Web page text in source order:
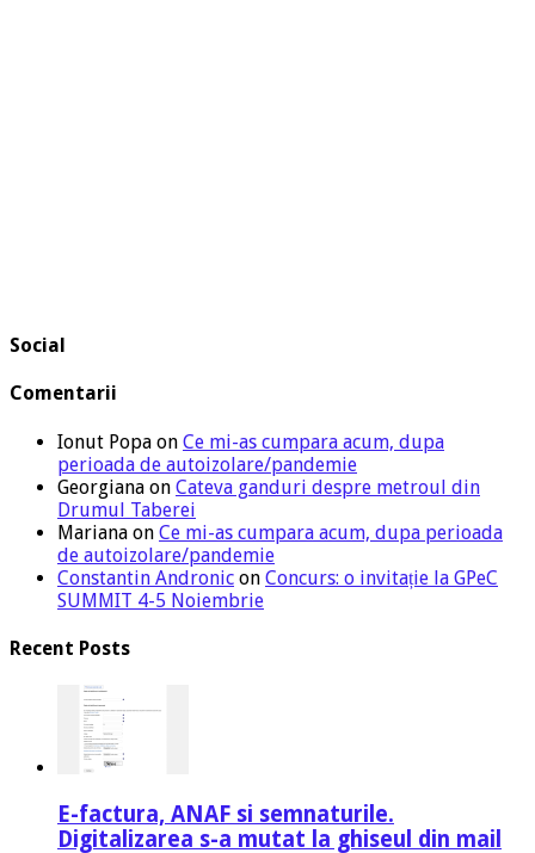
Social
Comentarii
Ionut Popa on Ce mi-as cumpara acum, dupa
perioada de autoizolare/pandemie
Georgiana on Cateva ganduri despre metroul din
Drumul Taberei
Mariana on Ce mi-as cumpara acum, dupa perioada
de autoizolare/pandemie
Constantin Andronic on Concurs: o invitație la GPeC
SUMMIT 4-5 Noiembrie
Recent Posts
E-factura, ANAF si semnaturile.
Digitalizarea s-a mutat la ghiseul din mail